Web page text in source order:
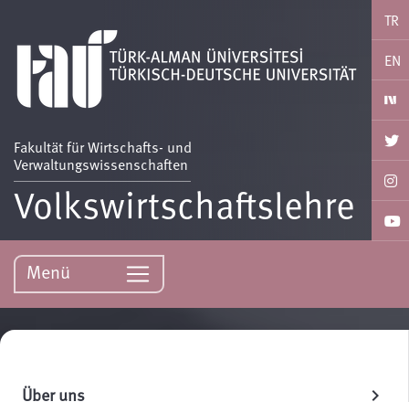
TR
EN
Fakultät für Wirtschafts- und
Verwaltungswissenschaften
Volkswirtschaftslehre
Menü
Über uns chevron_right